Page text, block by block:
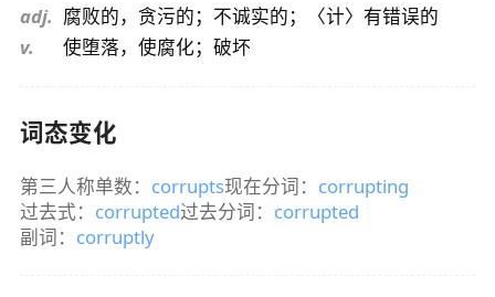
adj. 腐败的，贪污的；不诚实的；〈计〉有错误的
v.
使堕落，使腐化；破坏
词态变化
第三人称单数： corrupts现在分词： corrupting
过去式： corrupted过去分词： corrupted
副词： corruptly